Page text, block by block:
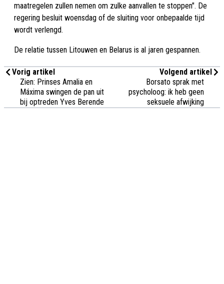
maatregelen zullen nemen om zulke aanvallen te stoppen". De
regering besluit woensdag of de sluiting voor onbepaalde tijd
wordt verlengd.
De relatie tussen Litouwen en Belarus is al jaren gespannen.
Vorig artikel
Zien: Prinses Amalia en
Máxima swingen de pan uit
bij optreden Yves Berende
Volgend artikel
Borsato sprak met
psycholoog: ik heb geen
seksuele afwijking